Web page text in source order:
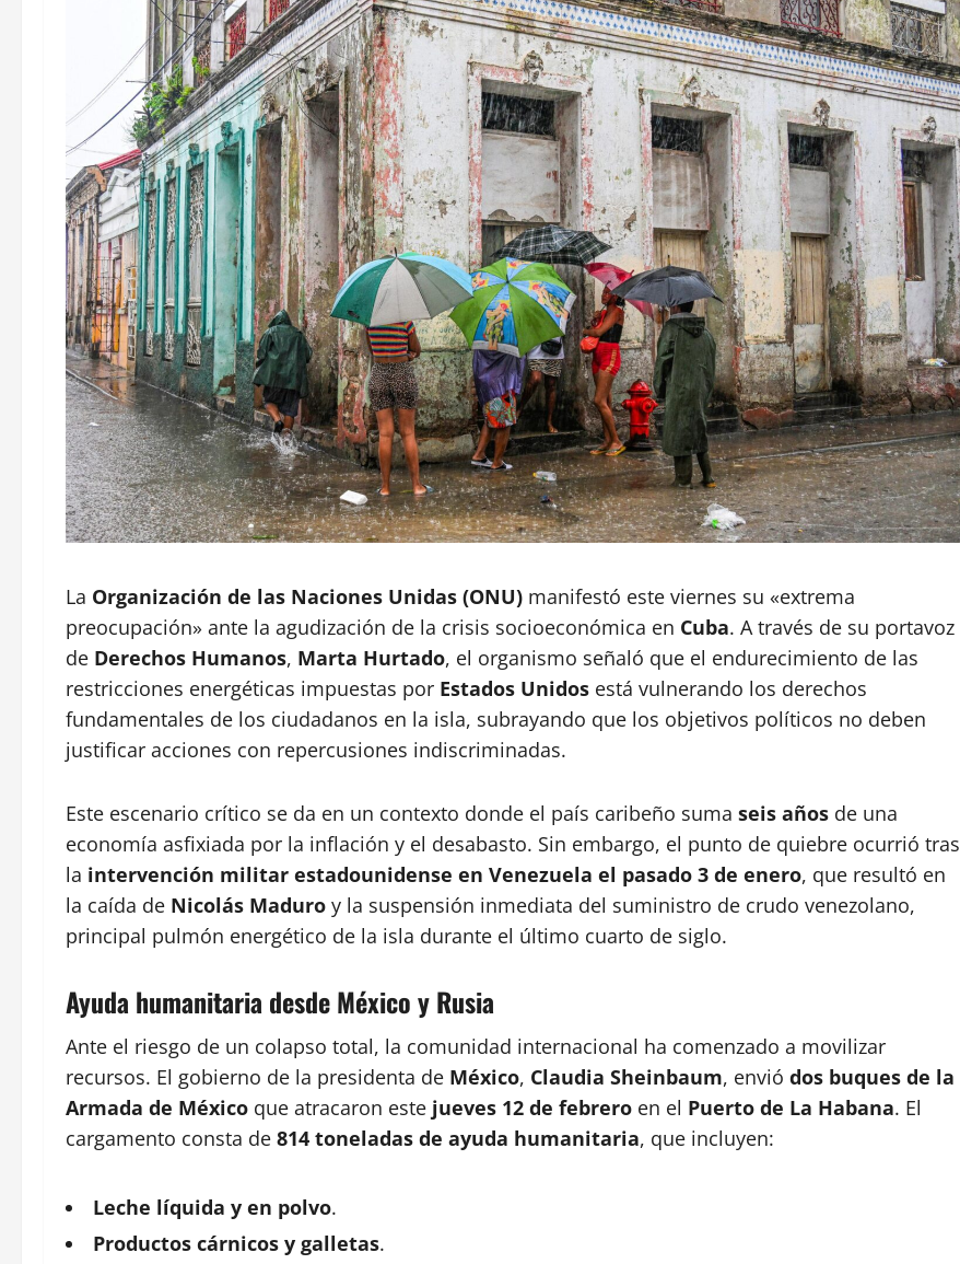
La Organización de las Naciones Unidas (ONU) manifestó este viernes su «extrema
preocupación» ante la agudización de la crisis socioeconómica en Cuba. A través de su portavoz
de Derechos Humanos, Marta Hurtado, el organismo señaló que el endurecimiento de las
restricciones energéticas impuestas por Estados Unidos está vulnerando los derechos
fundamentales de los ciudadanos en la isla, subrayando que los objetivos políticos no deben
justificar acciones con repercusiones indiscriminadas.
Este escenario crítico se da en un contexto donde el país caribeño suma seis años de una
economía asfixiada por la inflación y el desabasto. Sin embargo, el punto de quiebre ocurrió tras
la intervención militar estadounidense en Venezuela el pasado 3 de enero, que resultó en
la caída de Nicolás Maduro y la suspensión inmediata del suministro de crudo venezolano,
principal pulmón energético de la isla durante el último cuarto de siglo.
Ayuda humanitaria desde México y Rusia
Ante el riesgo de un colapso total, la comunidad internacional ha comenzado a movilizar
recursos. El gobierno de la presidenta de México, Claudia Sheinbaum, envió dos buques de la
Armada de México que atracaron este jueves 12 de febrero en el Puerto de La Habana. El
cargamento consta de 814 toneladas de ayuda humanitaria, que incluyen:
Leche líquida y en polvo.
Productos cárnicos y galletas.